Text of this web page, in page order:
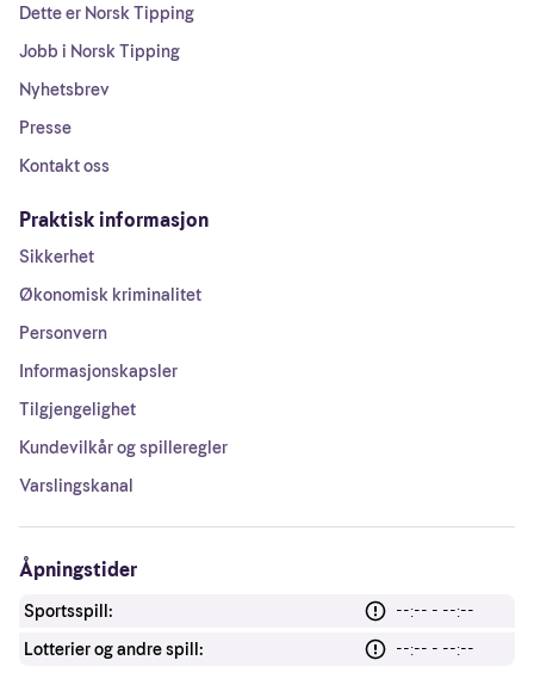
Dette er Norsk Tipping
Jobb i Norsk Tipping
Nyhetsbrev
Presse
Kontakt oss
Praktisk informasjon
Sikkerhet
Økonomisk kriminalitet
Personvern
Informasjonskapsler
Tilgjengelighet
Kundevilkår og spilleregler
Varslingskanal
Åpningstider
Sportsspill:
--:-- - --:--
Lotterier og andre spill:
--:-- - --:--